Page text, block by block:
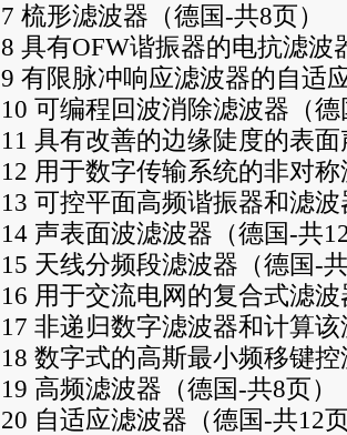
7 梳形滤波器（德国-共8页）
8 具有OFW谐振器的电抗滤波
9 有限脉冲响应滤波器的自适
10 可编程回波消除滤波器（
11 具有改善的边缘陡度的表
12 用于数字传输系统的非对
13 可控平面高频谐振器和滤
14 声表面波滤波器（德国-共
15 天线分频段滤波器（德国-
16 用于交流电网的复合式滤
17 非递归数字滤波器和计算
18 数字式的高斯最小频移键
19 高频滤波器（德国-共8页）
20 自适应滤波器（德国-共12